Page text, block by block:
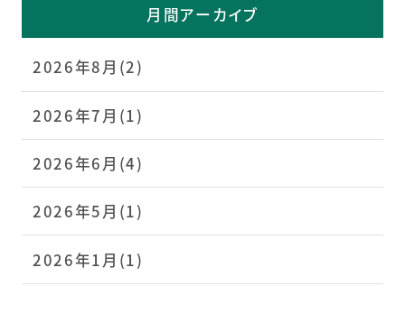
月間アーカイブ
2026年8月(2)
2026年7月(1)
2026年6月(4)
2026年5月(1)
2026年1月(1)